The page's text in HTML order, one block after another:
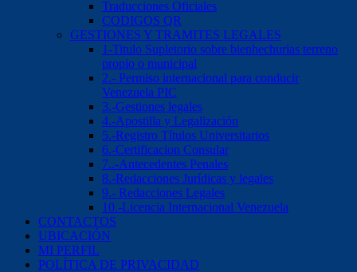
Traducciones Oficiales
CODIGOS QR
GESTIONES Y TRAMITES LEGALES
1-Titulo Supletorio sobre bienhechurias terreno
propio o municipal
2.- Permiso internacional para conducir
Venezuela PIC
3.-Gestiones legales
4.-Apostilla y Legalización
5.-Registro Títulos Universitarios
6.-Certificacion Consular
7..-Antecedentes Penales
8.-Redacciones Jurídicas y legales
9.- Redacciones Legales
10.-Licencia Internacional Venezuela
CONTACTOS
UBICACIÓN
MI PERFIL
POLÍTICA DE PRIVACIDAD